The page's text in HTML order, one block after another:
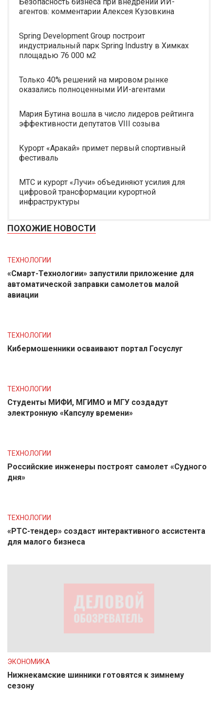
агентов: комментарии Алексея Кузовкина
Spring Development Group построит
индустриальный парк Spring Industry в Химках
площадью 76 000 м2
Только 40% решений на мировом рынке
оказались полноценными ИИ-агентами
Мария Бутина вошла в число лидеров рейтинга
эффективности депутатов VIII созыва
Курорт «Аракай» примет первый спортивный
фестиваль
МТС и курорт «Лучи» объединяют усилия для
цифровой трансформации курортной
инфраструктуры
ПОХОЖИЕ НОВОСТИ
ТЕХНОЛОГИИ
«Смарт-Технологии» запустили приложение для
автоматической заправки самолетов малой
авиации
ТЕХНОЛОГИИ
Кибермошенники осваивают портал Госуслуг
ТЕХНОЛОГИИ
Студенты МИФИ, МГИМО и МГУ создадут
электронную «Капсулу времени»
ТЕХНОЛОГИИ
Российские инженеры построят самолет «Судного
дня»
ТЕХНОЛОГИИ
«РТС-тендер» создаст интерактивного ассистента
для малого бизнеса
ЭКОНОМИКА
Нижнекамские шинники готовятся к зимнему
сезону